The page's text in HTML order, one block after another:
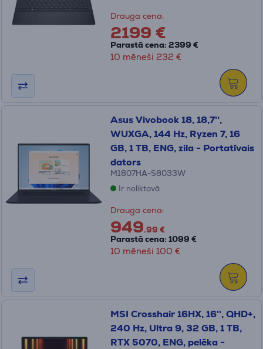
Drauga cena:
2199 €
Parastā cena: 2399 €
10 mēneši 232 €
Asus Vivobook 18, 18,7'',
WUXGA, 144 Hz, Ryzen 7, 16
GB, 1 TB, ENG, zila - Portatīvais
dators
M1807HA-S8033W
Ir noliktavā
Drauga cena:
949.99 €
Parastā cena: 1099 €
10 mēneši 100 €
MSI Crosshair 16HX, 16'', QHD+,
240 Hz, Ultra 9, 32 GB, 1 TB,
RTX 5070, ENG, pelēka -